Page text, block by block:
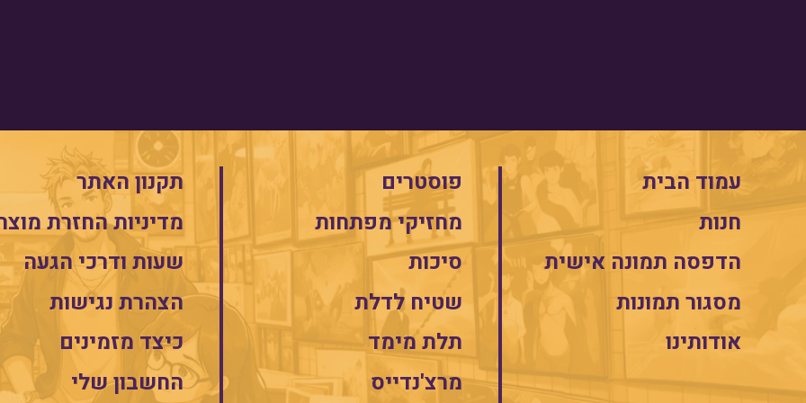
עמוד הבית
חנות
הדפסה תמונה אישית
מסגור תמונות
אודותינו
פוסטרים
מחזיקי מפתחות
סיכות
שטיח לדלת
תלת מימד
מרצ'נדייס
תקנון האתר
מדיניות החזרת
שעות ודרכי הגעה
הצהרת נגישות
כיצד מזמינים
החשבון שלי